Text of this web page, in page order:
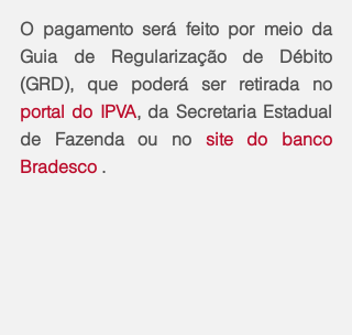
O pagamento será feito por meio da
Guia de Regularização de Débito
portal do IPVA, da Secretaria Estadual
de Fazenda ou no site do banco
Bradesco .